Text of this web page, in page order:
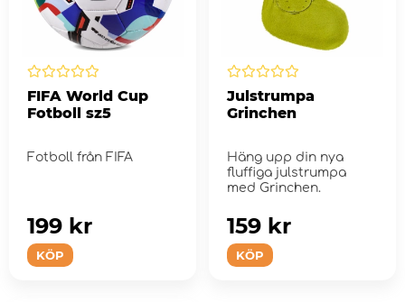
FIFA World Cup
Fotboll sz5
Fotboll från FIFA
KÖP
199 kr
Julstrumpa
Grinchen
Häng upp din nya
fluffiga julstrumpa
med Grinchen.
KÖP
159 kr